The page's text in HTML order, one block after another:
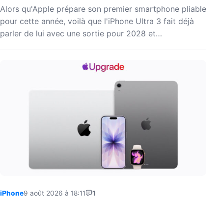
Alors qu'Apple prépare son premier smartphone pliable
pour cette année, voilà que l'iPhone Ultra 3 fait déjà
parler de lui avec une sortie pour 2028 et…
iPhone9 août 2026 à 18:11 1